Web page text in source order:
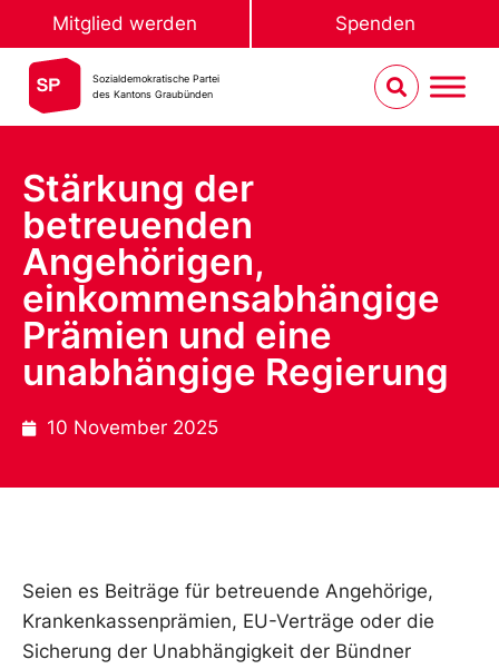
Mitglied werden Spenden
Sozialdemokratische Partei
des Kantons Graubünden
Stärkung der
betreuenden
Angehörigen,
einkommensabhängige
Prämien und eine
unabhängige Regierung
10 November 2025
Seien es Beiträge für betreuende Angehörige,
Krankenkassenprämien, EU-Verträge oder die
Sicherung der Unabhängigkeit der Bündner